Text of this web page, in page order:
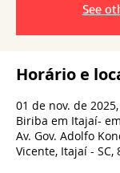
See
Horário e
01 de nov. de
Biriba em Itajaí-
Av. Gov. Adolfo
Vicente, Itajaí - SC,